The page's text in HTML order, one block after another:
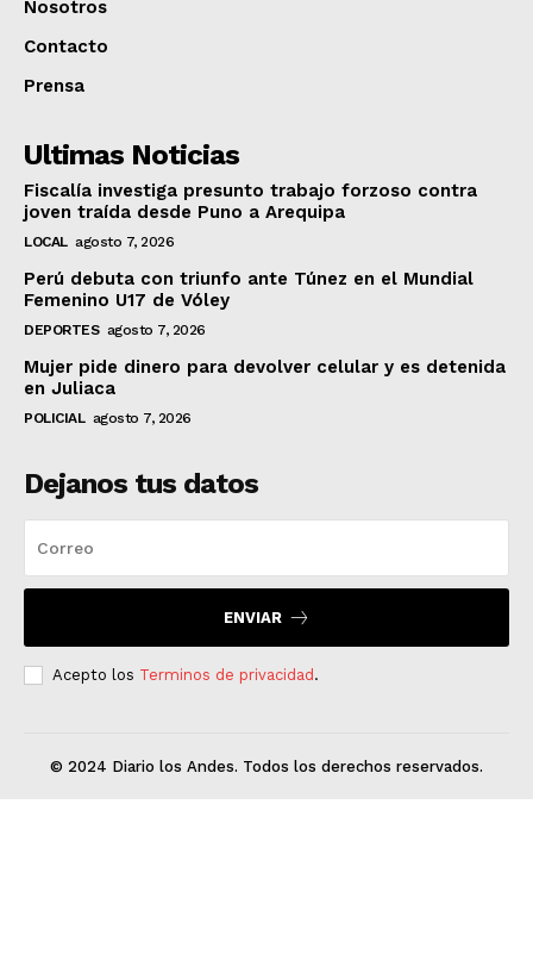
Nosotros
Contacto
Prensa
Ultimas Noticias
Fiscalía investiga presunto trabajo forzoso contra
joven traída desde Puno a Arequipa
LOCAL agosto 7, 2026
Perú debuta con triunfo ante Túnez en el Mundial
Femenino U17 de Vóley
DEPORTES agosto 7, 2026
Mujer pide dinero para devolver celular y es detenida
en Juliaca
POLICIAL agosto 7, 2026
Dejanos tus datos
ENVIAR
Acepto los Terminos de privacidad.
© 2024 Diario los Andes. Todos los derechos reservados.